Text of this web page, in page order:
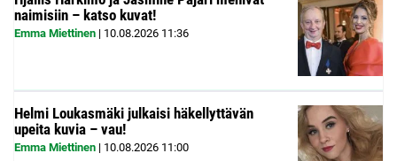
naimisiin – katso kuvat!
Emma Miettinen | 10.08.2026 11:36
Helmi Loukasmäki julkaisi häkellyttävän
upeita kuvia – vau!
Emma Miettinen | 10.08.2026 11:00